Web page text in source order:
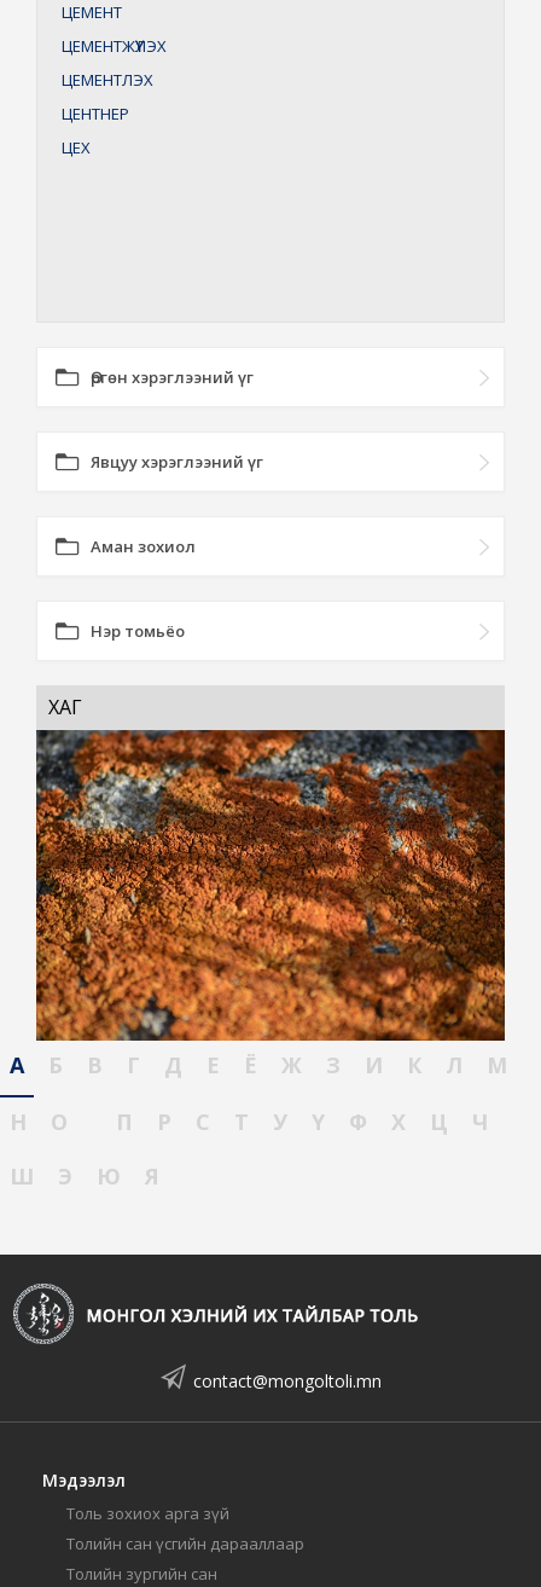
ЦЕМЕНТ
ЦЕМЕНТЖҮҮЛЭХ
ЦЕМЕНТЛЭХ
ЦЕНТНЕР
ЦЕХ
Өргөн хэрэглээний үг
Явцуу хэрэглээний үг
Аман зохиол
Нэр томьёо
ХАГ
А Б В Г Д Е Ё Ж З И К Л
М
Н
О П Р С Т У Ү Ф Х Ц
Ч
Ш
Э Ю Я
contact@mongoltoli.mn
Мэдээлэл
Толь зохиох арга зүй
Толийн сан үсгийн дарааллаар
Толийн зургийн сан